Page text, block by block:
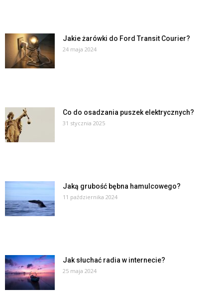
Jakie żarówki do Ford Transit Courier?
24 maja 2024
Co do osadzania puszek elektrycznych?
31 stycznia 2025
Jaką grubość bębna hamulcowego?
11 października 2024
Jak słuchać radia w internecie?
25 maja 2024